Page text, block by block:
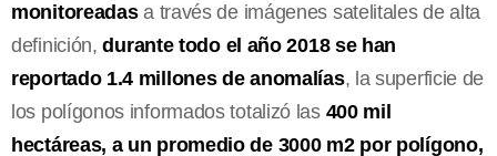
monitoreadasa través de imágenes satelitales de alta
definición,durante todo el año 2018 se han
reportado 1.4 millones de anomalías, la superficie de
los polígonos informados totalizó las 400 mil
hectáreas, a un promedio de 3000 m2 por polígono,